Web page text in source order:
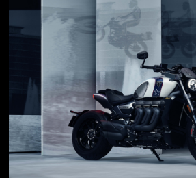
Jön még kép!